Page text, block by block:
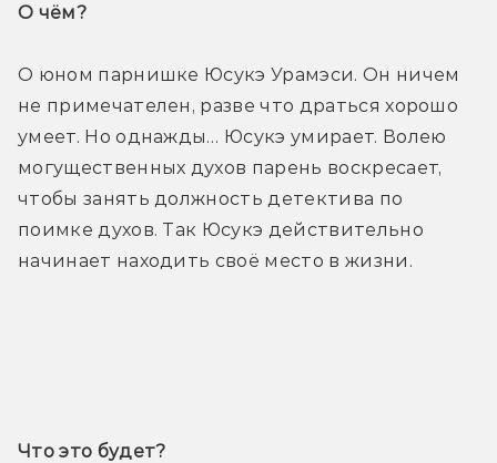
О чём?
О юном парнишке Юсукэ Урамэси. Он ничем
не примечателен, разве что драться хорошо
умеет. Но однажды… Юсукэ умирает. Волею
могущественных духов парень воскресает,
чтобы занять должность детектива по
поимке духов. Так Юсукэ действительно
начинает находить своё место в жизни.
Что это будет?